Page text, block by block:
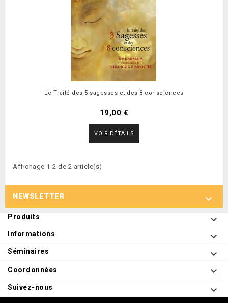
Le Traité des 5 sagesses et des 8 consciences
19,00 €
VOIR DÉTAILS
Affichage 1-2 de 2 article(s)
NEWSLETTER 
Produits 
Informations 
Séminaires 
Coordonnées 
Suivez-nous 